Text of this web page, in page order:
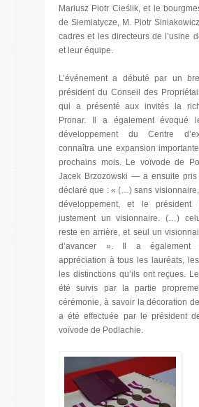
Mariusz Piotr Cieślik, et le
de Siemiatycze, M. Piotr
cadres et les directeurs de l’usine
et leur équipe.
L’événement a débuté par un
président du Conseil des
qui a présenté aux invités la
Pronar. Il a également évoqué
développement du Centre
connaîtra une expansion
prochains mois. Le voïvode de
Jacek Brzozowski — a ensuite
déclaré que : « (…) sans visionnaire,
développement, et le président
justement un visionnaire. (…)
reste en arrière, et seul un
d’avancer ». Il a également
appréciation à tous les lauréats,
les distinctions qu’ils ont reçues.
été suivis par la partie
cérémonie, à savoir la décoration
a été effectuée par le président
voïvode de Podlachie.